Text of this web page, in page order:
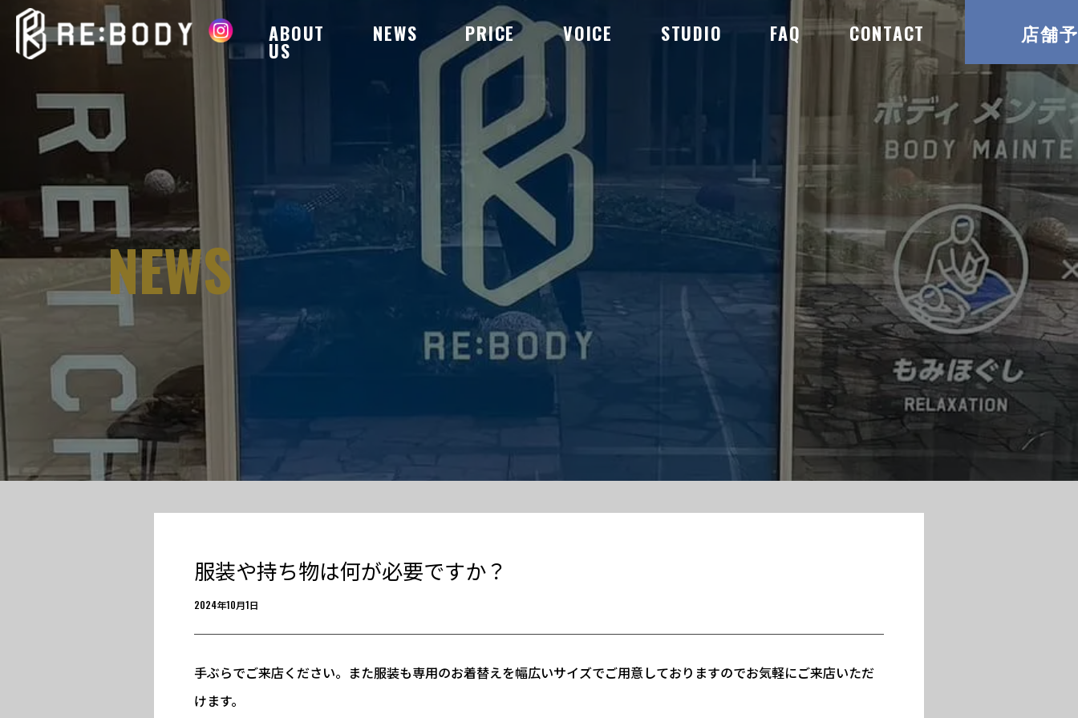
福岡のストレッチ
ABOUT
US
NEWS PRICE VOICE STUDIO FAQ CONTACT 店舗
NEWS
服装や持ち物は何が必要ですか？
2024年10月1日
手ぶらでご来店ください。また服装も専用のお着替えを幅広いサイズでご用意しておりますのでお気軽にご来店いただ
けます。